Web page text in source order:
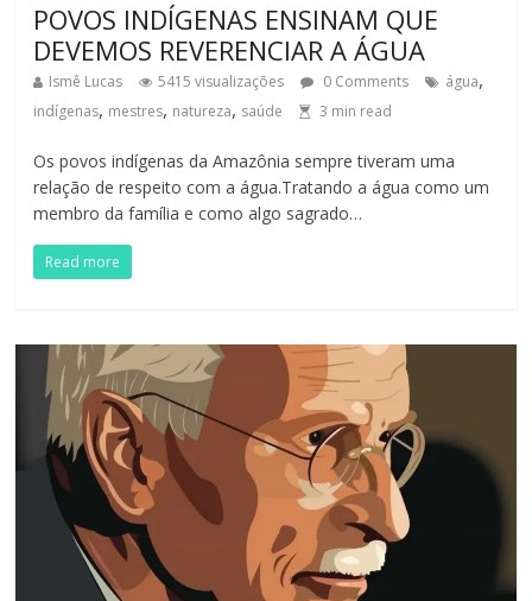
POVOS INDÍGENAS ENSINAM QUE
DEVEMOS REVERENCIAR A ÁGUA
Ismê Lucas 5415 visualizações 0 Comments água,
indígenas, mestres, natureza, saúde 3 min read
Os povos indígenas da Amazônia sempre tiveram uma
relação de respeito com a água.Tratando a água como um
membro da família e como algo sagrado…
Read more